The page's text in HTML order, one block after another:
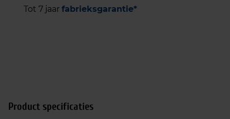
Tot 7 jaar fabrieksgarantie*
Product specificaties